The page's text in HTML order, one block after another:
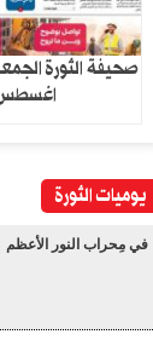
اغسطس
يوميات الثورة
في مِحراب النور الأعظم